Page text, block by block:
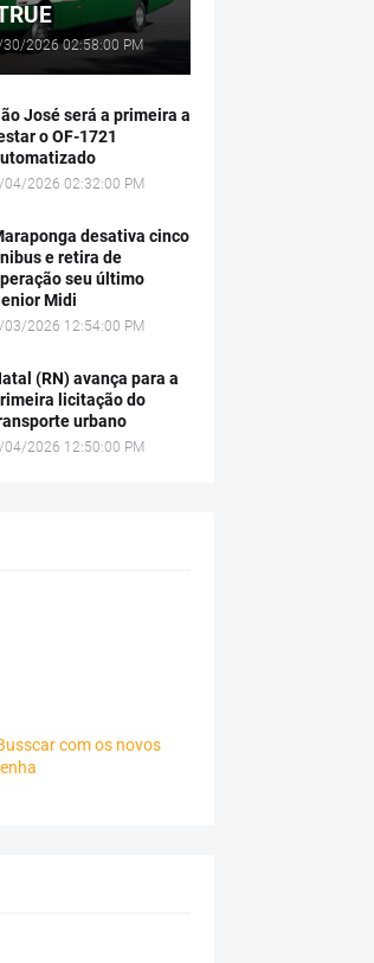
2026 02:58:00 PM
José será a primeira a
o OF-1721
04/2026 02:32:00 PM
desativa cinco
e retira de
seu último
Midi
03/2026 12:54:00 PM
(RN) avança para a
licitação do
urbano
04/2026 12:50:00 PM
com os novos